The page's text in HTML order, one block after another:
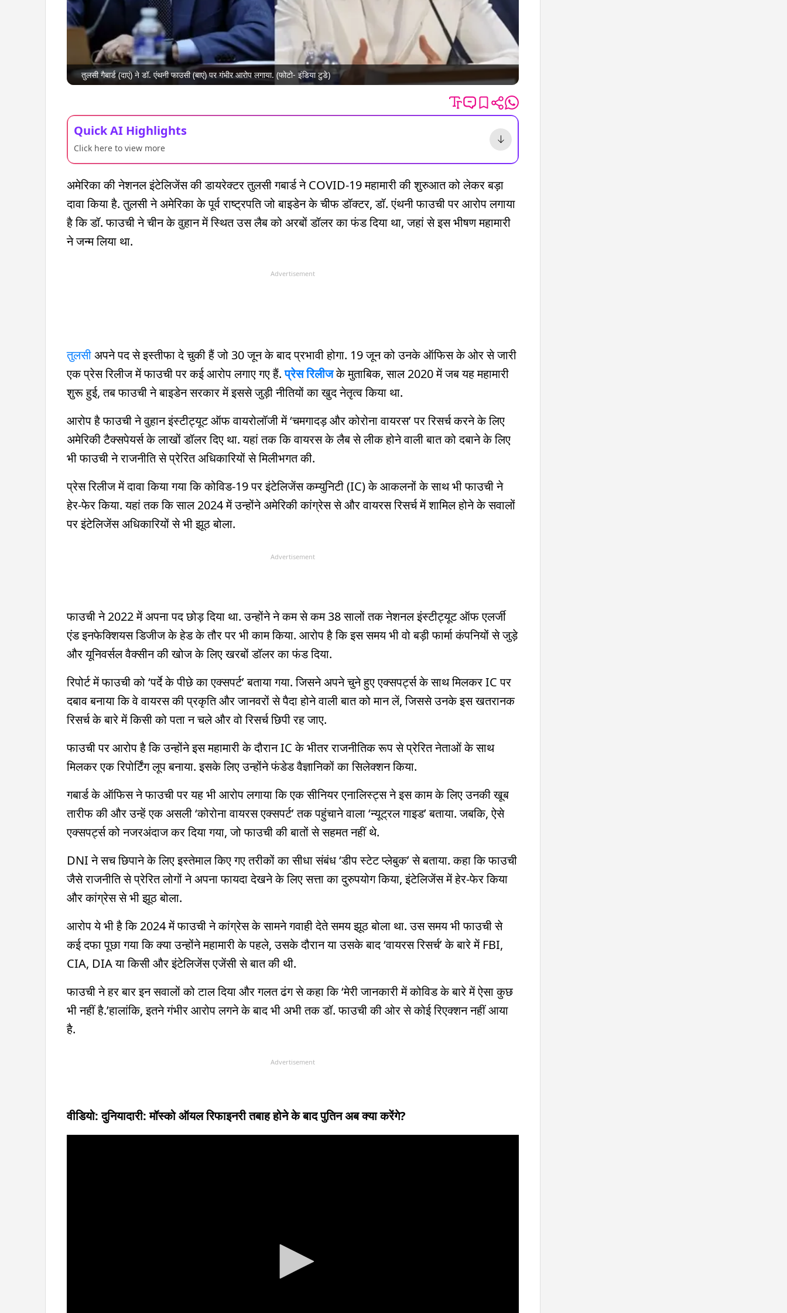
तुलसी गैबार्ड (दाएं) ने डॉ. एंथनी फाउसी (बाएं) पर गंभीर आरोप लगाया. (फोटो- इंडिया टुडे)
Quick AI Highlights
Click here to view more
अमेरिका की नेशनल इंटेलिजेंस की डायरेक्टर तुलसी गबार्ड ने COVID-19 महामारी की शुरुआत को लेकर बड़ा
दावा किया है. तुलसी ने अमेरिका के पूर्व राष्ट्रपति जो बाइडेन के चीफ डॉक्टर, डॉ. एंथनी फाउची पर आरोप लगाया
है कि डॉ. फाउची ने चीन के वुहान में स्थित उस लैब को अरबों डॉलर का फंड दिया था, जहां से इस भीषण महामारी
ने जन्म लिया था.
Advertisement
तुलसीअपने पद से इस्तीफा दे चुकी हैं जो 30 जून के बाद प्रभावी होगा. 19 जून को उनके ऑफिस के ओर से जारी
एक प्रेस रिलीज में फाउची पर कई आरोप लगाए गए हैं.प्रेस रिलीजके मुताबिक, साल 2020 में जब यह महामारी
शुरू हुई, तब फाउची ने बाइडेन सरकार में इससे जुड़ी नीतियों का खुद नेतृत्व किया था.
आरोप है फाउची ने वुहान इंस्टीट्यूट ऑफ वायरोलॉजी में ‘चमगादड़ और कोरोना वायरस’ पर रिसर्च करने के लिए
अमेरिकी टैक्सपेयर्स के लाखों डॉलर दिए था. यहां तक कि वायरस के लैब से लीक होने वाली बात को दबाने के लिए
भी फाउची ने राजनीति से प्रेरित अधिकारियों से मिलीभगत की.
प्रेस रिलीज में दावा किया गया कि कोविड-19 पर इंटेलिजेंस कम्युनिटी (IC) के आकलनों के साथ भी फाउची ने
हेर-फेर किया. यहां तक कि साल 2024 में उन्होंने अमेरिकी कांग्रेस से और वायरस रिसर्च में शामिल होने के सवालों
पर इंटेलिजेंस अधिकारियों से भी झूठ बोला.
Advertisement
फाउची ने 2022 में अपना पद छोड़ दिया था. उन्होंने ने कम से कम 38 सालों तक नेशनल इंस्टीट्यूट ऑफ एलर्जी
एंड इनफेक्शियस डिजीज के हेड के तौर पर भी काम किया. आरोप है कि इस समय भी वो बड़ी फार्मा कंपनियों से जुड़े
और यूनिवर्सल वैक्सीन की खोज के लिए खरबों डॉलर का फंड दिया.
रिपोर्ट में फाउची को ‘पर्दे के पीछे का एक्सपर्ट’ बताया गया. जिसने अपने चुने हुए एक्सपर्ट्स के साथ मिलकर IC पर
दबाव बनाया कि वे वायरस की प्रकृति और जानवरों से पैदा होने वाली बात को मान लें, जिससे उनके इस खतरानक
रिसर्च के बारे में किसी को पता न चले और वो रिसर्च छिपी रह जाए.
फाउची पर आरोप है कि उन्होंने इस महामारी के दौरान IC के भीतर राजनीतिक रूप से प्रेरित नेताओं के साथ
मिलकर एक रिपोर्टिंग लूप बनाया. इसके लिए उन्होंने फंडेड वैज्ञानिकों का सिलेक्शन किया.
गबार्ड के ऑफिस ने फाउची पर यह भी आरोप लगाया कि एक सीनियर एनालिस्ट्स ने इस काम के लिए उनकी खूब
तारीफ की और उन्हें एक असली ‘कोरोना वायरस एक्सपर्ट’ तक पहुंचाने वाला ‘न्यूट्रल गाइड’ बताया. जबकि, ऐसे
एक्सपर्ट्स को नजरअंदाज कर दिया गया, जो फाउची की बातों से सहमत नहीं थे.
DNI ने सच छिपाने के लिए इस्तेमाल किए गए तरीकों का सीधा संबंध ‘डीप स्टेट प्लेबुक’ से बताया. कहा कि फाउची
जैसे राजनीति से प्रेरित लोगों ने अपना फायदा देखने के लिए सत्ता का दुरुपयोग किया, इंटेलिजेंस में हेर-फेर किया
और कांग्रेस से भी झूठ बोला.
आरोप ये भी है कि 2024 में फाउची ने कांग्रेस के सामने गवाही देते समय झूठ बोला था. उस समय भी फाउची से
कई दफा पूछा गया कि क्या उन्होंने महामारी के पहले, उसके दौरान या उसके बाद ‘वायरस रिसर्च’ के बारे में FBI,
CIA, DIA या किसी और इंटेलिजेंस एजेंसी से बात की थी.
फाउची ने हर बार इन सवालों को टाल दिया और गलत ढंग से कहा कि ‘मेरी जानकारी में कोविड के बारे में ऐसा कुछ
भी नहीं है.’हालांकि, इतने गंभीर आरोप लगने के बाद भी अभी तक डॉ. फाउची की ओर से कोई रिएक्शन नहीं आया
है.
Advertisement
वीडियो: दुनियादारी: मॉस्को ऑयल रिफाइनरी तबाह होने के बाद पुतिन अब क्या करेंगे?